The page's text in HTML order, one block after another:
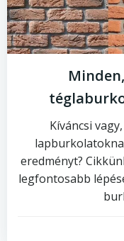
Kíváncsi
eredményt?
legfontosabb